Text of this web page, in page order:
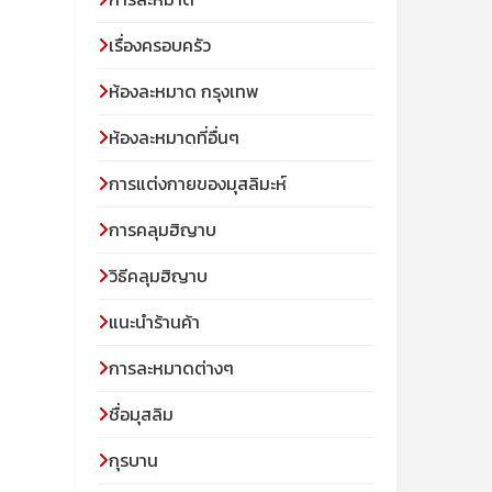
เรื่องครอบครัว
ห้องละหมาด กรุงเทพ
ห้องละหมาดที่อื่นๆ
การแต่งกายของมุสลิมะห์
การคลุมฮิญาบ
วิธีคลุมฮิญาบ
แนะนำร้านค้า
การละหมาดต่างๆ
ชื่อมุสลิม
กุรบาน